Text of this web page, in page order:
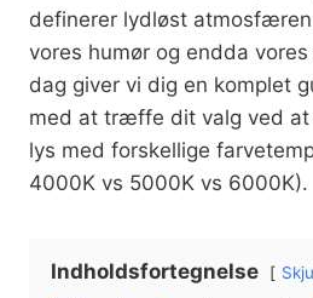
definerer lydløst
vores humør og endda
dag giver vi dig en komplet
med at træffe dit valg ved at
lys med forskellige
4000K vs 5000K vs 6000K).
Indholdsfortegnelse